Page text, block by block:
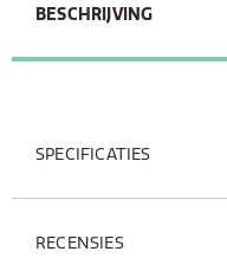
BESCHRIJVING
SPECIFICATIES
RECENSIES